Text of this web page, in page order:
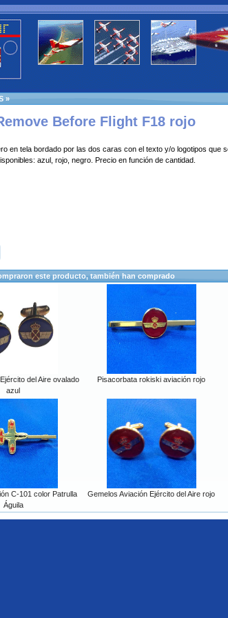
»
Before Flight F18 rojo
en tela bordado por las dos caras con el texto y/o logotipos que
azul, rojo, negro. Precio en función de cantidad.
este producto, también han comprado
del Aire ovalado
azul
Pisacorbata rokiski aviación rojo
C-101 color Patrulla
Águila
Gemelos Aviación Ejército del Aire rojo